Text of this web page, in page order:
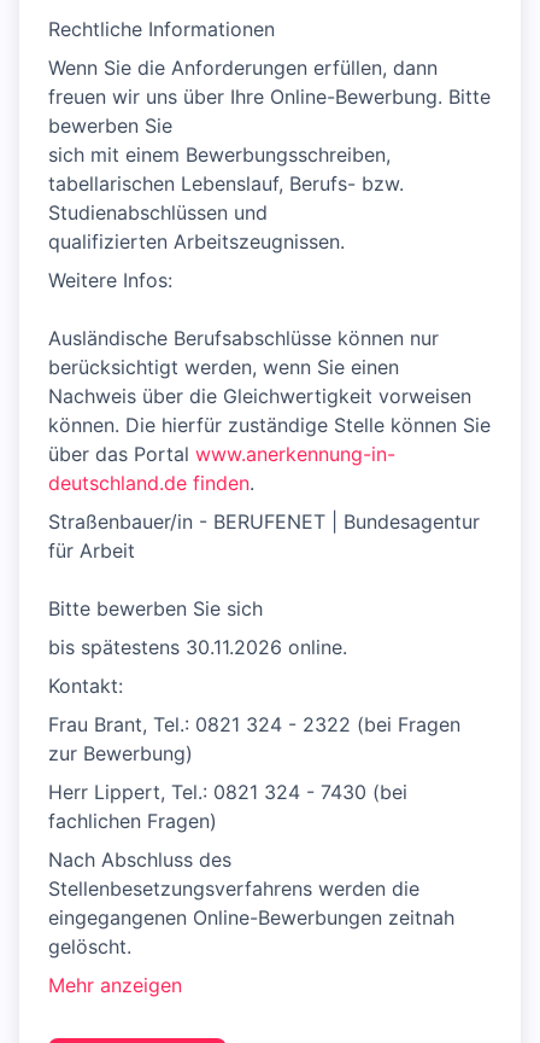
Rechtliche Informationen
Wenn Sie die Anforderungen erfüllen, dann
freuen wir uns über Ihre Online-Bewerbung. Bitte
bewerben Sie
sich mit einem Bewerbungsschreiben,
tabellarischen Lebenslauf, Berufs- bzw.
Studienabschlüssen und
qualifizierten Arbeitszeugnissen.
Weitere Infos:
Ausländische Berufsabschlüsse können nur
berücksichtigt werden, wenn Sie einen
Nachweis über die Gleichwertigkeit vorweisen
können. Die hierfür zuständige Stelle können Sie
über das Portal www.anerkennung-in-
deutschland.de finden.
Straßenbauer/in - BERUFENET | Bundesagentur
für Arbeit
Bitte bewerben Sie sich
bis spätestens 30.11.2026 online.
Kontakt:
Frau Brant, Tel.: 0821 324 - 2322 (bei Fragen
zur Bewerbung)
Herr Lippert, Tel.: 0821 324 - 7430 (bei
fachlichen Fragen)
Nach Abschluss des
Stellenbesetzungsverfahrens werden die
eingegangenen Online-Bewerbungen zeitnah
gelöscht.
Mehr anzeigen